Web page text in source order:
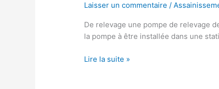
Laisser un commentaire /
De relevage une pompe de relevage
la pompe à être installée dans une
Pompe
Lire la suite »